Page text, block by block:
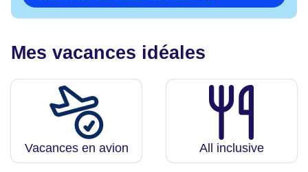
Mes vacances idéales
Vacances en avion All inclusive